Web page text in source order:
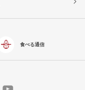
食べる通信